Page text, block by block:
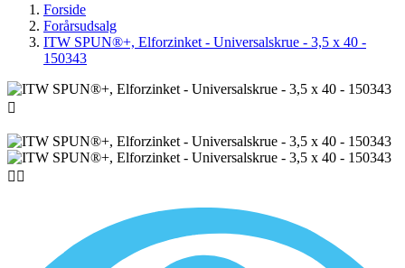
Forside
Forårsudsalg
ITW SPUN®+, Elforzinket - Universalskrue - 3,5 x 40 -
150343

 